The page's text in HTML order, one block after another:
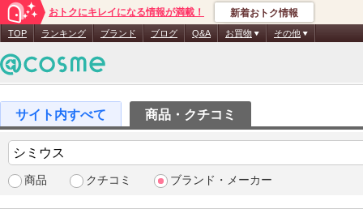
おトクにキレイになる情報が満載！ 新着おトク情報
TOP ランキング ブランド ブログ Q&A お買物 その他
商品・クチコミ
商品 クチコミ ブランド・メーカー